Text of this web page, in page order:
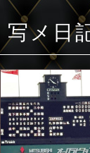
写メ日